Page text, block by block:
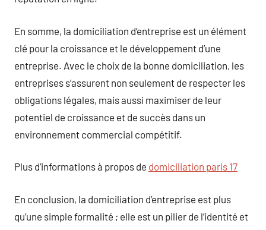
En somme, la domiciliation d’entreprise est un élément
clé pour la croissance et le développement d’une
entreprise. Avec le choix de la bonne domiciliation, les
entreprises s’assurent non seulement de respecter les
obligations légales, mais aussi maximiser de leur
potentiel de croissance et de succès dans un
environnement commercial compétitif.
Plus d’informations à propos de domiciliation paris 17
En conclusion, la domiciliation d’entreprise est plus
qu’une simple formalité ; elle est un pilier de l’identité et